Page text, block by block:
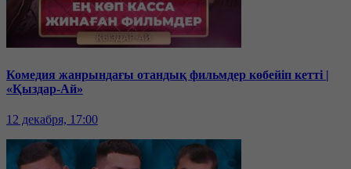
Комедия жанрындағы отандық фильмдер көбейіп кетті |
«Қыздар-Ай»
12 декабря, 17:00